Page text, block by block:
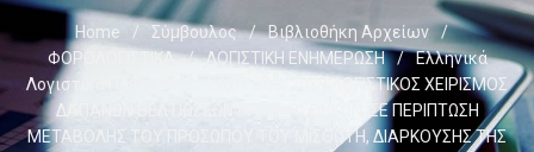
Home / Σύμβουλος / Βιβλιοθήκη Αρχείων
/
ΦΟΡΟΛΟΓΙΣΤΙΚΑ
/ ΛΟΓΙΣΤΙΚΗ ΕΝΗΜΕΡΩΣΗ /
Ελληνικά
Λογιστικά Πρότυπα
ΣΛΟΤ 563/2019 ΛΟΓΙΣΤΙΚΟΣ ΧΕΙΡΙΣΜΟΣ
ΔΑΠΑΝΩΝ ΒΕΛΤΙΩΣΕΩΝ ΚΑΙ ΠΡΟΣΘΗΚΩΝ, ΣΕ ΠΕΡΙΠΤΩΣΗ
ΜΕΤΑΒΟΛΗΣ ΤΟΥ ΠΡΟΣΩΠΟΥ ΤΟΥ ΜΙΣΘΩΤΗ, ΔΙΑΡΚΟΥΣΗΣ ΤΗΣ